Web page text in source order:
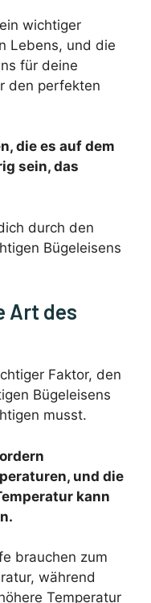
wichtiger
Lebens, und die
für deine
den perfekten
die es auf dem
sein, das
durch den
Bügeleisens
Art des
Faktor, den
Bügeleisens
musst.
und die
kann
brauchen zum
während
Temperatur